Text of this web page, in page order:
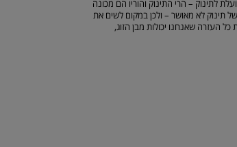
לתינוק – הרי התינוק והוריו הם מכונה
תינוק לא מאושר – ולכן במקום לשים את
העזרה שאנחנו יכולות מבן הזוג,